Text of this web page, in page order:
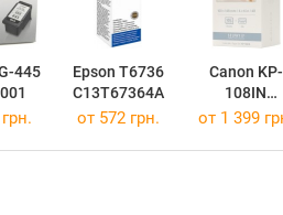
445
Epson T6736
C13T67364A
Canon KP-
108IN
3115B001
от 572 грн. от 1 399